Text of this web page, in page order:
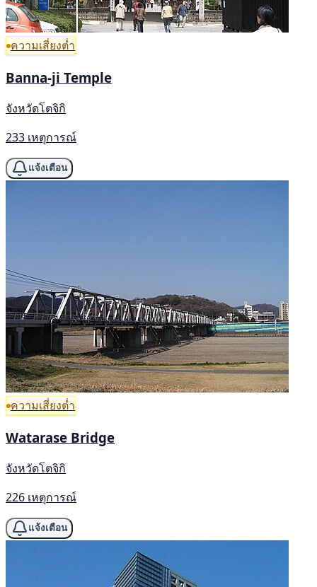
ความเสี่ยงต่ำ
Banna-ji Temple
จังหวัดโตจิกิ
233 เหตุการณ์
แจ้งเตือน
ความเสี่ยงต่ำ
Watarase Bridge
จังหวัดโตจิกิ
226 เหตุการณ์
แจ้งเตือน